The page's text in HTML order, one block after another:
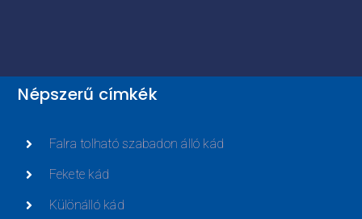
Népszerű címkék
Falra tolható szabadon álló kád
Fekete kád
Különálló kád